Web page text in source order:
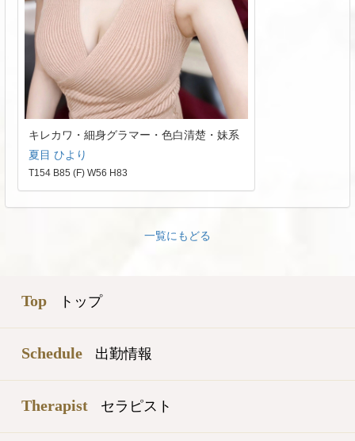
キレカワ・細身グラマー・色白清楚・妹系
夏目 ひより
T154 B85 (F) W56 H83
一覧にもどる
Top トップ
Schedule 出勤情報
Therapist セラピスト